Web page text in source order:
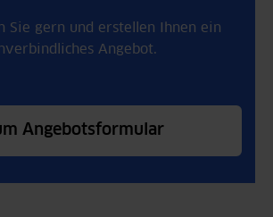
Sie gern und erstellen Ihnen ein
Angebot.
Angebotsformular